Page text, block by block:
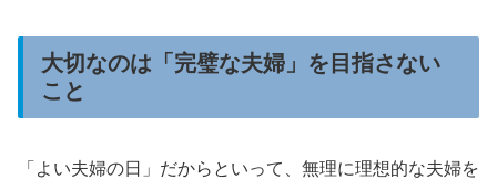
大切なのは「完璧な夫婦」を目指さない
こと
「よい夫婦の日」だからといって、無理に理想的な夫婦を